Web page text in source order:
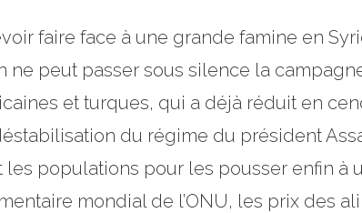
faire face à une grande famine en
ne peut passer sous silence la
et turques, qui a déjà réduit en
du régime du président
populations pour les pousser enfin à
mondial de l’ONU, les prix des